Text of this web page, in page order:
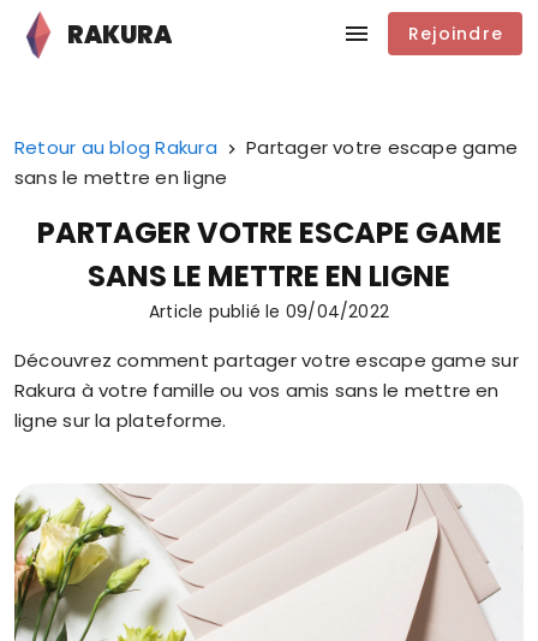
RAKURA Rejoindre
Retour au blog Rakura
Partager votre escape game
sans le mettre en ligne
PARTAGER VOTRE ESCAPE GAME
SANS LE METTRE EN LIGNE
Article publié le 09/04/2022
Découvrez comment partager votre escape game sur
Rakura à votre famille ou vos amis sans le mettre en
ligne sur la plateforme.